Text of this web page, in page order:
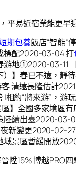
平易近宿業能更早
期包養飯店“智能”
標配2020-03-04 打
游地①2020-03-11
）】春已不遠，靜
清遠長隆估計2021
相約“將來游”，游
】全國多家境區有
陸續出臺2020-03-
新變更2020-02-
域景區暫緩開放
陞15% 博越PRO